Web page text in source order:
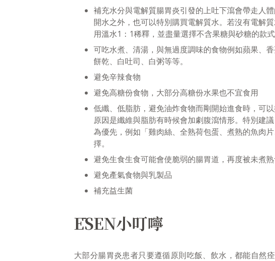
補充水分與電解質腸胃炎引發的上吐下瀉會帶走人
開水之外，也可以特別購買電解質水。若沒有電解
用溫水1：1稀釋，並盡量選擇不含果糖與砂糖的款式
可吃水煮、清湯，與無過度調味的食物例如蘋果、
餅乾、白吐司、白粥等等。
避免辛辣食物
避免高糖份食物，大部分高糖份水果也不宜食用
低纖、低脂肪，避免油炸食物而剛開始進食時，可
原因是纖維與脂肪有時候會加劇腹瀉情形。特別建
為優先，例如「雞肉絲、全熟荷包蛋、煮熟的魚肉
擇。
避免生食生食可能會使脆弱的腸胃道，再度被未煮
避免產氣食物與乳製品
補充益生菌
ĒSEN小叮嚀
大部分腸胃炎患者只要遵循原則吃飯、飲水，都能自然